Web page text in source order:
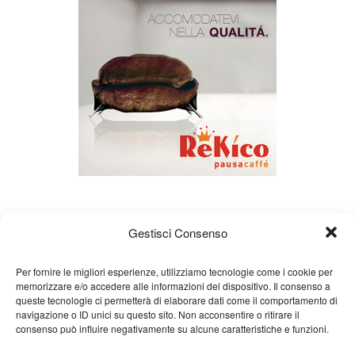
Gestisci Consenso
Per fornire le migliori esperienze, utilizziamo tecnologie come i cookie per
memorizzare e/o accedere alle informazioni del dispositivo. Il consenso a
queste tecnologie ci permetterà di elaborare dati come il comportamento di
navigazione o ID unici su questo sito. Non acconsentire o ritirare il
consenso può influire negativamente su alcune caratteristiche e funzioni.
Chi siamo Gian Carlo Minardi
Gear